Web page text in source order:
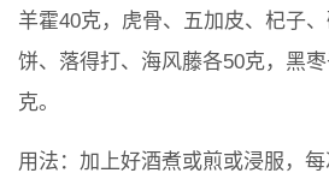
羊霍40克，虎骨、五加皮、杞子
饼、落得打、海风藤各50克，黑
克。
用法：加上好酒煮或煎或浸服，